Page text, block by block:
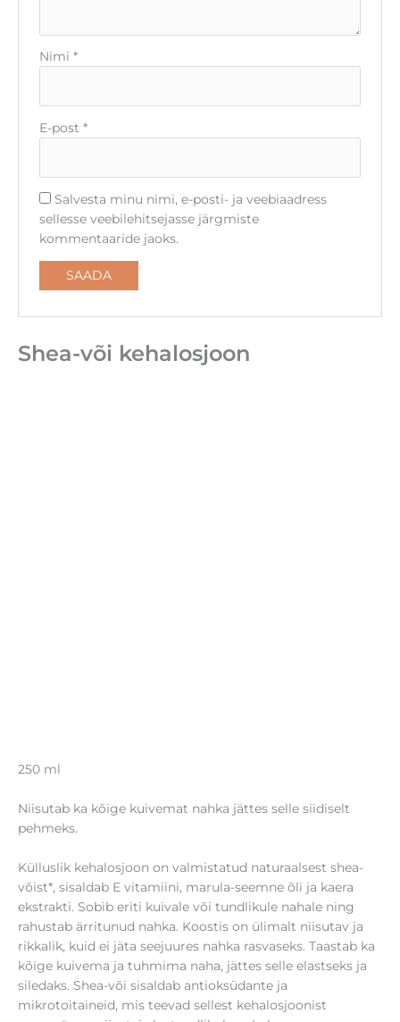
Nimi *
E-post *
Salvesta minu nimi, e-posti- ja veebiaadress
sellesse veebilehitsejasse järgmiste
kommentaaride jaoks.
Shea-või kehalosjoon
250 ml
Niisutab ka kõige kuivemat nahka jättes selle siidiselt
pehmeks.
Külluslik kehalosjoon on valmistatud naturaalsest shea-
võist*, sisaldab E vitamiini, marula-seemne õli ja kaera
ekstrakti. Sobib eriti kuivale või tundlikule nahale ning
rahustab ärritunud nahka. Koostis on ülimalt niisutav ja
rikkalik, kuid ei jäta seejuures nahka rasvaseks. Taastab ka
kõige kuivema ja tuhmima naha, jättes selle elastseks ja
siledaks. Shea-või sisaldab antioksüdante ja
mikrotoitaineid, mis teevad sellest kehalosjoonist